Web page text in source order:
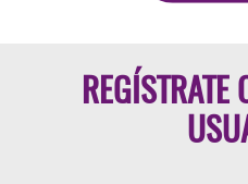
REGÍSTRATE